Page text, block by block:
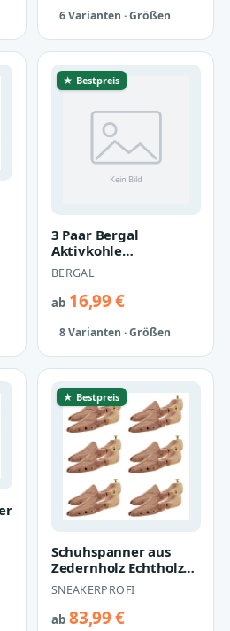
6 Varianten · Größen
★ Bestpreis
3 Paar Bergal
Aktivkohle
Einlegesohle Sommer
Sohle Textilgewebe Gr.
36…
BERGAL
ab16,99 €
8 Varianten · Größen
★ Bestpreis
Schuhspanner aus
Zedernholz Echtholz
für Damen und
Herren mit Doppelfe…
SNEAKERPROFI
ab83,99 €